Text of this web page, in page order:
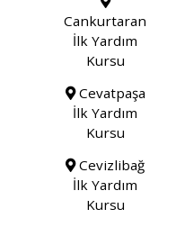
Cankurtaran
İlk Yardım
Kursu
Cevatpaşa
İlk Yardım
Kursu
Cevizlibağ
İlk Yardım
Kursu